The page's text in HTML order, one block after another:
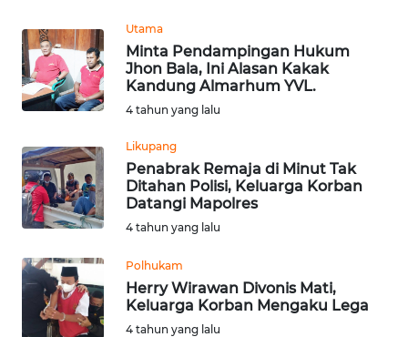
Utama
Minta Pendampingan Hukum
Jhon Bala, Ini Alasan Kakak
Kandung Almarhum YVL.
4 tahun yang lalu
Likupang
Penabrak Remaja di Minut Tak
Ditahan Polisi, Keluarga Korban
Datangi Mapolres
4 tahun yang lalu
Polhukam
Herry Wirawan Divonis Mati,
Keluarga Korban Mengaku Lega
4 tahun yang lalu
WN
PAPUA
BARAT
WN
RIAU
WN
SERAMBI